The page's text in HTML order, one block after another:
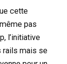
cette
pas
l’initiative
rails mais se